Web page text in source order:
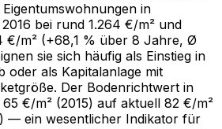
in
bei rund 1.264 €/m² und
€/m² (+68,1 % über 8 Jahre, Ø
sie sich häufig als Einstieg in
oder als Kapitalanlage mit
Der Bodenrichtwert in
€/m² (2015) auf aktuell 82 €/m²
— ein wesentlicher Indikator für